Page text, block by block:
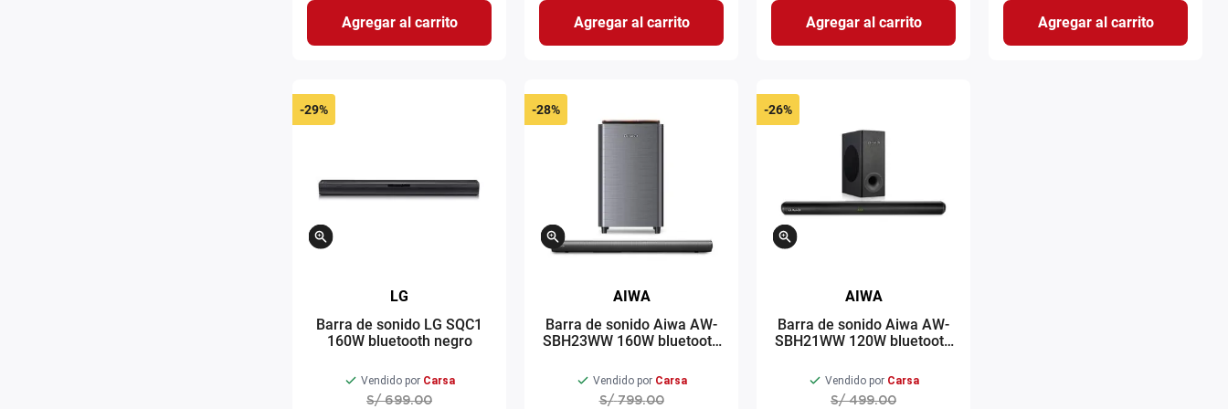
Agregar al carrito Agregar al carrito Agregar al carrito Agregar al carrito
-29%
LG
Barra de sonido LG SQC1
160W bluetooth negro
Vendido por Carsa
S/ 699.00
-28%
AIWA
Barra de sonido Aiwa AW-
SBH23WW 160W bluetooth
Vendido por Carsa
S/ 799.00
-26%
AIWA
Barra de sonido Aiwa AW-
SBH21WW 120W bluetooth
Vendido por Carsa
S/ 499.00